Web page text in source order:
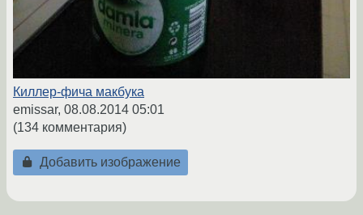
Киллер-фича макбука
emissar, 08.08.2014 05:01
(134 комментария)
Добавить изображение